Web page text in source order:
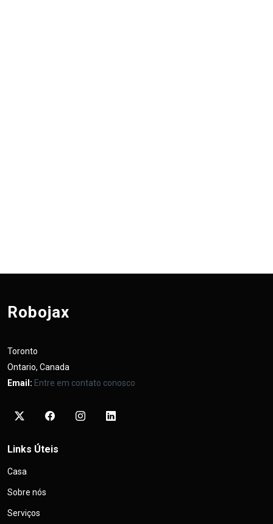
Robojax
Toronto
Ontario, Canada
Email: Entre em contato conosco
Links Úteis
Casa
Sobre nós
Serviços